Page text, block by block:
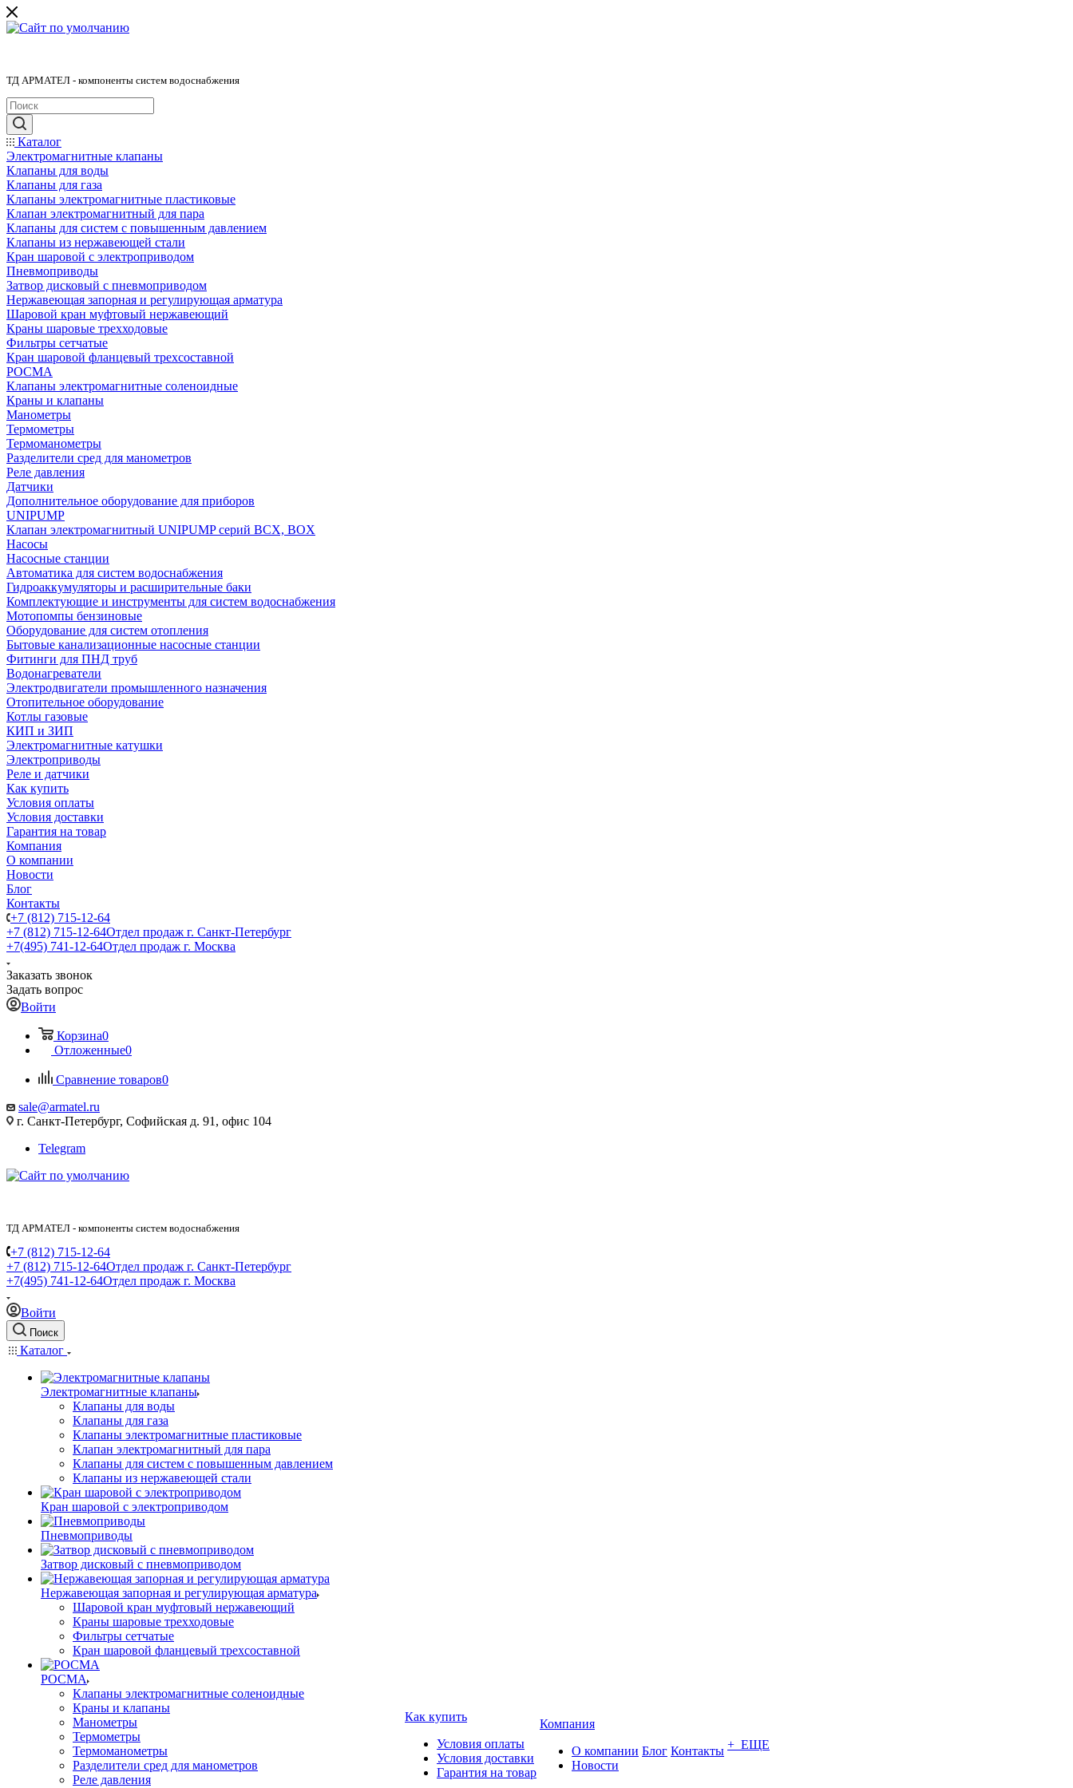
ТД АРМАТЕЛ - компоненты систем водоснабжения
Каталог
Электромагнитные клапаны
Клапаны для воды
Клапаны для газа
Клапаны электромагнитные пластиковые
Клапан электромагнитный для пара
Клапаны для систем с повышенным давлением
Клапаны из нержавеющей стали
Кран шаровой с электроприводом
Пневмоприводы
Затвор дисковый с пневмоприводом
Нержавеющая запорная и регулирующая арматура
Шаровой кран муфтовый нержавеющий
Краны шаровые трехходовые
Фильтры сетчатые
Кран шаровой фланцевый трехсоставной
РОСМА
Клапаны электромагнитные соленоидные
Краны и клапаны
Манометры
Термометры
Термоманометры
Разделители сред для манометров
Реле давления
Датчики
Дополнительное оборудование для приборов
UNIPUMP
Клапан электромагнитный UNIPUMP серий BCX, BOX
Насосы
Насосные станции
Автоматика для систем водоснабжения
Гидроаккумуляторы и расширительные баки
Комплектующие и инструменты для систем водоснабжения
Мотопомпы бензиновые
Оборудование для систем отопления
Бытовые канализационные насосные станции
Фитинги для ПНД труб
Водонагреватели
Электродвигатели промышленного назначения
Отопительное оборудование
Котлы газовые
КИП и ЗИП
Электромагнитные катушки
Электроприводы
Реле и датчики
Как купить
Условия оплаты
Условия доставки
Гарантия на товар
Компания
О компании
Новости
Блог
Контакты
+7 (812) 715-12-64
+7 (812) 715-12-64Отдел продаж г. Санкт-Петербург
+7(495) 741-12-64Отдел продаж г. Москва
Заказать звонок
Задать вопрос
Войти
Корзина0
Отложенные0
Сравнение товаров0
sale@armatel.ru
г. Санкт-Петербург, Софийская д. 91, офис 104
Telegram
ТД АРМАТЕЛ - компоненты систем водоснабжения
+7 (812) 715-12-64
+7 (812) 715-12-64Отдел продаж г. Санкт-Петербург
+7(495) 741-12-64Отдел продаж г. Москва
Войти
Поиск
Каталог
Электромагнитные клапаны
Клапаны для воды
Клапаны для газа
Клапаны электромагнитные пластиковые
Клапан электромагнитный для пара
Клапаны для систем с повышенным давлением
Клапаны из нержавеющей стали
Кран шаровой с электроприводом
Пневмоприводы
Затвор дисковый с пневмоприводом
Нержавеющая запорная и регулирующая арматура
Шаровой кран муфтовый нержавеющий
Краны шаровые трехходовые
Фильтры сетчатые
Кран шаровой фланцевый трехсоставной
РОСМА
Клапаны электромагнитные соленоидные
Краны и клапаны
Манометры
Термометры
Термоманометры
Разделители сред для манометров
Реле давления
Как купить
Условия оплаты
Условия доставки
Гарантия на товар
Компания
О компании
Новости
Блог Контакты + ЕЩЕ